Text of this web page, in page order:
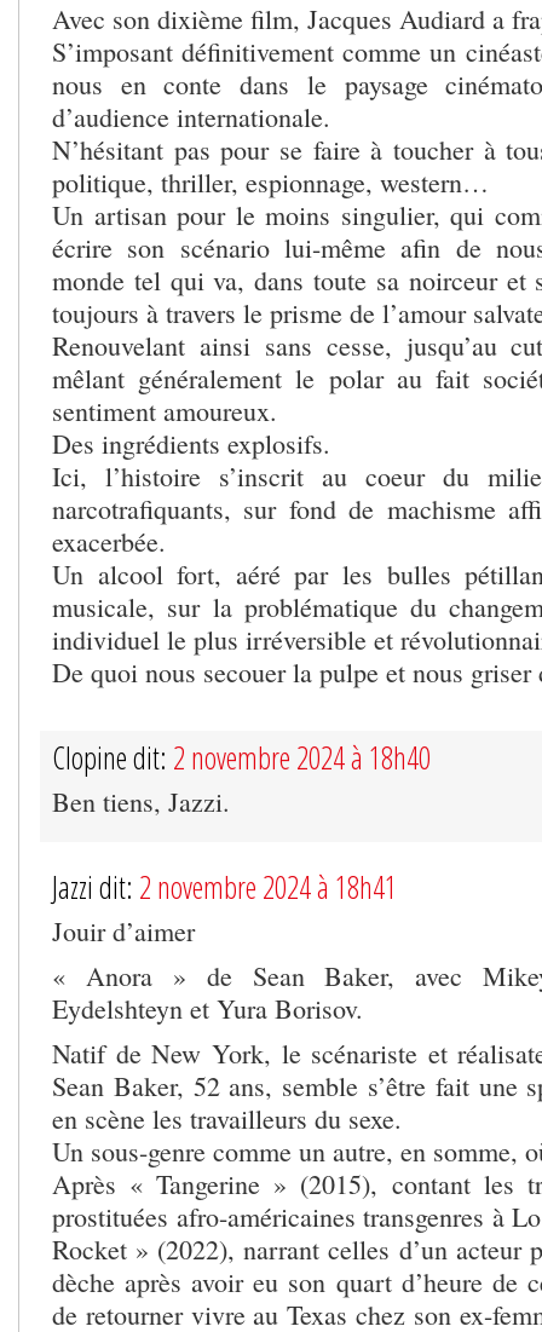
Avec son dixième film, Jacques Audiard a
S’imposant définitivement comme un
nous en conte dans le paysage
d’audience internationale.
N’hésitant pas pour se faire à toucher à
politique, thriller, espionnage, western…
Un artisan pour le moins singulier, qui
écrire son scénario lui-même afin de
monde tel qui va, dans toute sa noirceur et
toujours à travers le prisme de l’amour
Renouvelant ainsi sans cesse, jusqu’au
mêlant généralement le polar au fait
sentiment amoureux.
Des ingrédients explosifs.
Ici, l’histoire s’inscrit au coeur du
narcotrafiquants, sur fond de machisme
exacerbée.
Un alcool fort, aéré par les bulles
musicale, sur la problématique du
individuel le plus irréversible et
De quoi nous secouer la pulpe et nous
Clopine dit: 2 novembre 2024 à 18h40
Ben tiens, Jazzi.
Jazzi dit: 2 novembre 2024 à 18h41
Jouir d’aimer
« Anora » de Sean Baker, avec
Eydelshteyn et Yura Borisov.
Natif de New York, le scénariste et
Sean Baker, 52 ans, semble s’être fait une
en scène les travailleurs du sexe.
Un sous-genre comme un autre, en somme,
Après « Tangerine » (2015), contant les
prostituées afro-américaines transgenres à
Rocket » (2022), narrant celles d’un acteur
dèche après avoir eu son quart d’heure de
de retourner vivre au Texas chez son ex-